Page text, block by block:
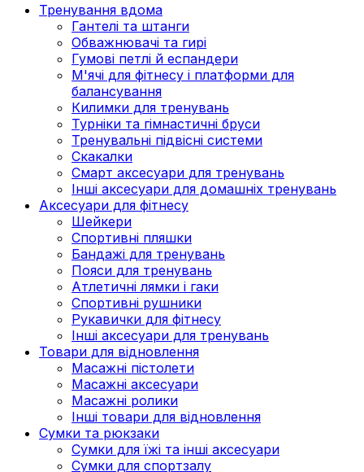
Тренування вдома
Гантелі та штанги
Обважнювачі та гирі
Гумові петлі й еспандери
М'ячі для фітнесу і платформи для
балансування
Килимки для тренувань
Турніки та гімнастичні бруси
Тренувальні підвісні системи
Скакалки
Смарт аксесуари для тренувань
Інші аксесуари для домашніх тренувань
Аксесуари для фітнесу
Шейкери
Спортивні пляшки
Бандажі для тренувань
Пояси для тренувань
Атлетичні лямки і гаки
Спортивні рушники
Рукавички для фітнесу
Інші аксесуари для тренувань
Товари для відновлення
Масажні пістолети
Масажні аксесуари
Масажні ролики
Інші товари для відновлення
Сумки та рюкзаки
Сумки для їжі та інші аксесуари
Сумки для спортзалу